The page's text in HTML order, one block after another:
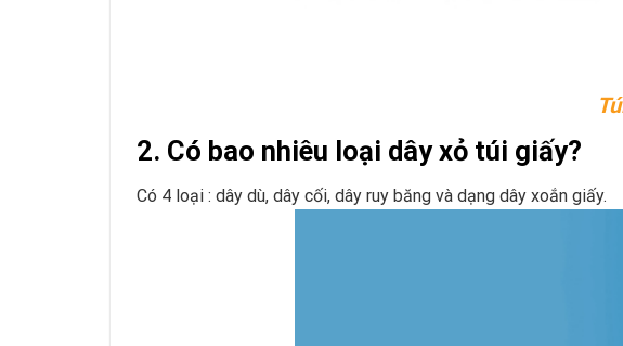
2. Có bao nhiêu loại dây xỏ túi giấy?
Có 4 loại : dây dù, dây cối, dây ruy băng và dạng dây xoắn giấy.